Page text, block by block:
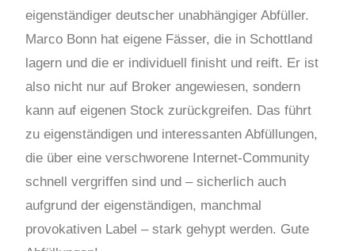
eigenständiger deutscher unabhängiger Abfüller.
Marco Bonn hat eigene Fässer, die in Schottland
lagern und die er individuell finisht und reift. Er ist
also nicht nur auf Broker angewiesen, sondern
kann auf eigenen Stock zurückgreifen. Das führt
zu eigenständigen und interessanten Abfüllungen,
die über eine verschworene Internet-Community
schnell vergriffen sind und – sicherlich auch
aufgrund der eigenständigen, manchmal
provokativen Label – stark gehypt werden. Gute